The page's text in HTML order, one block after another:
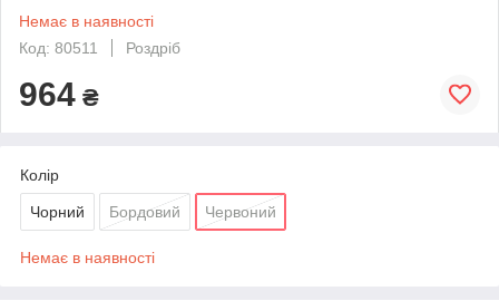
Немає в наявності
Код: 80511
Роздріб
964 ₴
Колір
Чорний Бордовий Червоний
Немає в наявності